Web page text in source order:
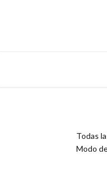
Todas
Modo